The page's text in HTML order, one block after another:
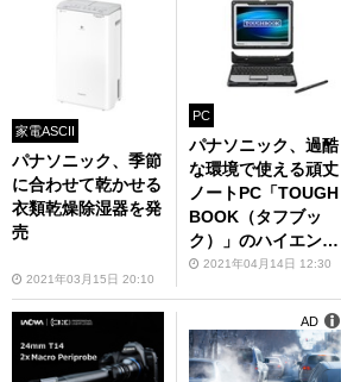
家電ASCII
パナソニック、季節
に合わせて乾かせる
衣類乾燥除湿器を発
売
2021年03月15日 20:10
PC
パナソニック、過酷
な環境で使える頑丈
ノートPC「TOUGH
BOOK（タフブッ
ク）」のハイエンド
モデルを発売
2021年04月14日 12:30
AD